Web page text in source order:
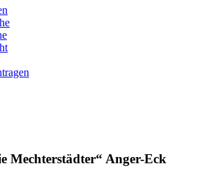
Mechterstädter“ Anger-Eck